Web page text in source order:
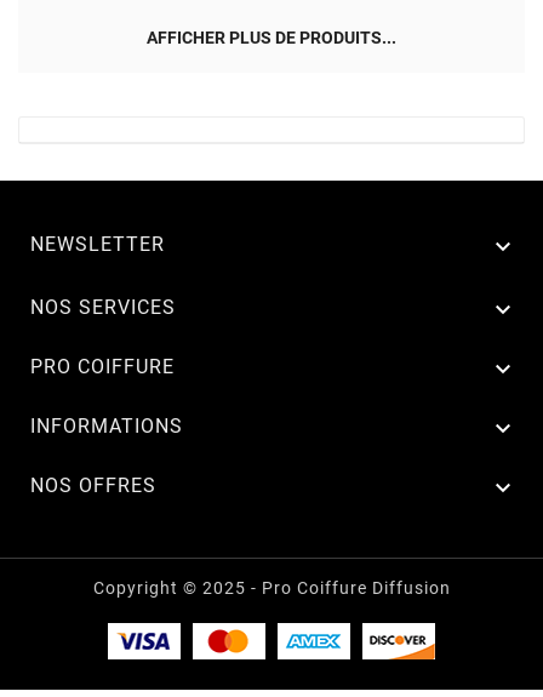
AFFICHER PLUS DE PRODUITS...
NEWSLETTER 
NOS SERVICES 
PRO COIFFURE 
INFORMATIONS 
NOS OFFRES 
Copyright © 2025 - Pro Coiffure Diffusion